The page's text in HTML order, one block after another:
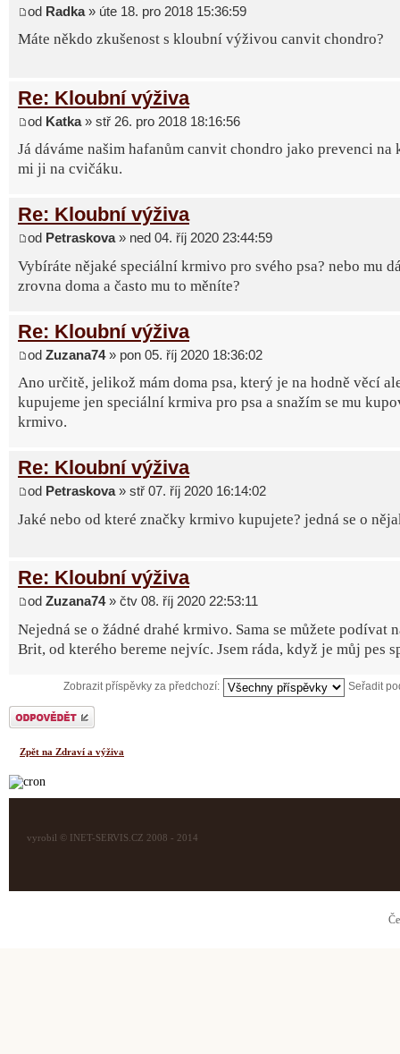
od Radka» úte 18. pro 2018 15:36:59
Máte někdo zkušenost s kloubní výživou canvit chondro?
Re: Kloubní výživa
od Katka» stř 26. pro 2018 18:16:56
Já dáváme našim hafanům canvit chondro jako prevenci
mi ji na cvičáku.
Re: Kloubní výživa
od Petraskova» ned 04. říj 2020 23:44:59
Vybíráte nějaké speciální krmivo pro svého psa? nebo mu
zrovna doma a často mu to měníte?
Re: Kloubní výživa
od Zuzana74» pon 05. říj 2020 18:36:02
Ano určitě, jelikož mám doma psa, který je na hodně věcí
kupujeme jen speciální krmiva pro psa a snažím se mu
krmivo.
Re: Kloubní výživa
od Petraskova» stř 07. říj 2020 16:14:02
Jaké nebo od které značky krmivo kupujete? jedná se o
Re: Kloubní výživa
od Zuzana74» čtv 08. říj 2020 22:53:11
Nejedná se o žádné drahé krmivo. Sama se můžete podívat
Brit, od kterého bereme nejvíc. Jsem ráda, když je můj pes
Zobrazit příspěvky za předchozí: Seřadit
Odeslat odpověď
Zpět na Zdraví a výživa
vyrobil © INET-SERVIS.CZ 2008 - 2014